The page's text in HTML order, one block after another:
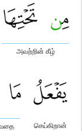
அவற்றின் கீழ்
செய்கிறான்